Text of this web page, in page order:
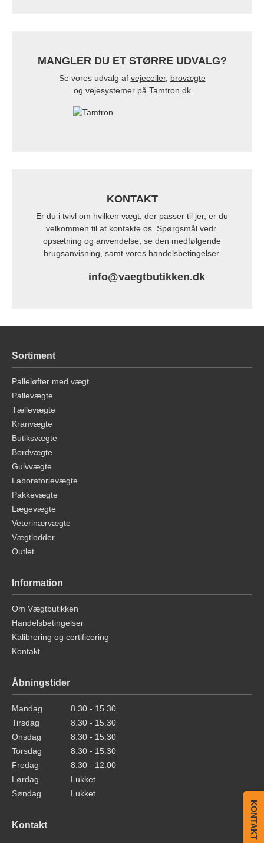
MANGLER DU ET STØRRE UDVALG?
Se vores udvalg af vejeceller, brovægte
og vejesystemer på Tamtron.dk
KONTAKT
Er du i tvivl om hvilken vægt, der passer til jer, er du
velkommen til at kontakte os. Spørgsmål vedr.
opsætning og anvendelse, se den medfølgende
brugsanvisning, samt vores handelsbetingelser.
info@vaegtbutikken.dk
Sortiment
Palleløfter med vægt
Pallevægte
Tællevægte
Kranvægte
Butiksvægte
Bordvægte
Gulvvægte
Laboratorievægte
Pakkevægte
Lægevægte
Veterinærvægte
Vægtlodder
Outlet
Information
Om Vægtbutikken
Handelsbetingelser
Kalibrering og certificering
Kontakt
Åbningstider
Mandag
8.30 - 15.30
Tirsdag
8.30 - 15.30
Onsdag
8.30 - 15.30
Torsdag
8.30 - 15.30
Fredag
8.30 - 12.00
Lørdag
Lukket
Søndag
Lukket
Kontakt KONTAKT